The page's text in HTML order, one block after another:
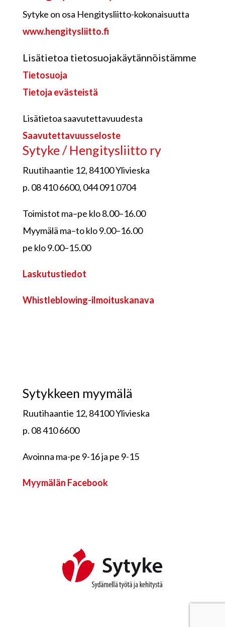
Sytyke on osa Hengitysliitto-kokonaisuutta
www.hengitysliitto.fi
Lisätietoa tietosuojakäytännöistämme
Tietosuoja
Tietoja evästeistä
Lisätietoa saavutettavuudesta
Saavutettavuusseloste
Sytyke / Hengitysliitto ry
Ruutihaantie 12, 84100 Ylivieska
p. 08 410 6600, 044 091 0704
Toimistot ma–pe klo 8.00–16.00
Myymälä ma–to klo 9.00–16.00
pe klo 9.00–15.00
Laskutustiedot
Whistleblowing-ilmoituskanava
Sytykkeen myymälä
Ruutihaantie 12, 84100 Ylivieska
p. 08 410 6600
Avoinna ma-pe 9-16 ja pe 9-15
Myymälän Facebook